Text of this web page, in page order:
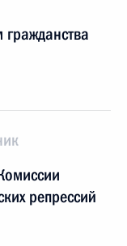
репрессий